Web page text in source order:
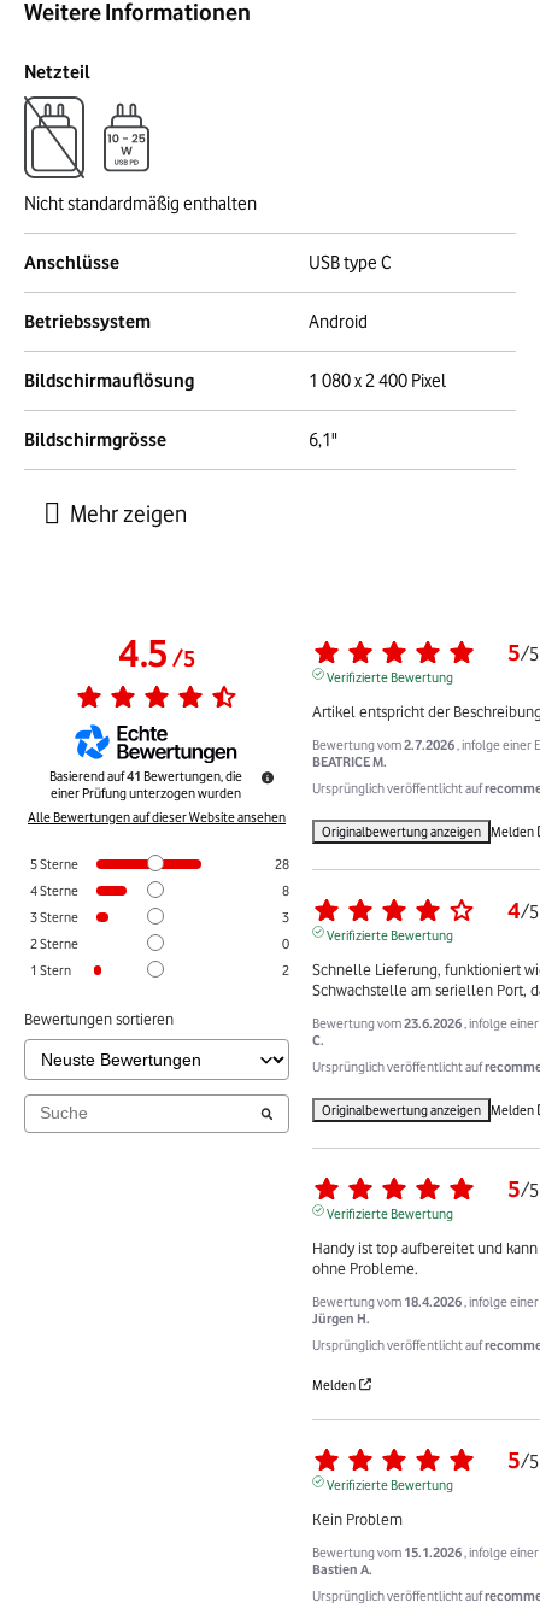
Weitere Informationen
Netzteil
Nicht standardmäßig enthalten
Anschlüsse USB type C
Betriebssystem Android
Bildschirmauflösung 1 080 x 2 400 Pixel
Bildschirmgrösse 6,1"
4.5/5
Basierend auf41 Bewertungen, die
einer Prüfung unterzogen wurden
Alle Bewertungen auf dieser Website ansehen
5Sterne
28
4Sterne
8
3Sterne
3
2Sterne
0
1 Stern 2
Bewertungen sortieren
5/5
Verifizierte Bewertung
Artikel entspricht der
Bewertung vom2.7.2026 , infolge einer
BEATRICE M.
Ursprünglich veröffentlicht auf
Originalbewertung anzeigen Melden
4/5
Verifizierte Bewertung
Schnelle Lieferung, funktioniert
Schwachstelle am seriellen Port,
Bewertung vom23.6.2026 , infolge
C.
Ursprünglich veröffentlicht auf
Originalbewertung anzeigen Melden
5/5
Verifizierte Bewertung
Handy ist top aufbereitet und
ohne Probleme.
Bewertung vom 18.4.2026 , infolge
Jürgen H.
Ursprünglich veröffentlicht auf
Melden
5/5
Verifizierte Bewertung
Kein Problem
Bewertung vom 15.1.2026 , infolge
Bastien A.
Ursprünglich veröffentlicht auf